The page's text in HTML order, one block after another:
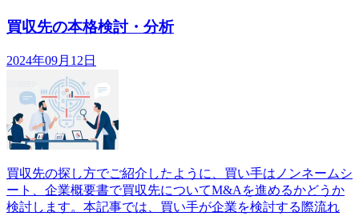
買収先の本格検討・分析
2024年09月12日
買収先の探し方でご紹介したように、買い手はノンネームシ
ート、企業概要書で買収先についてM&Aを進めるかどうか
検討します。本記事では、買い手が企業を検討する際流れ